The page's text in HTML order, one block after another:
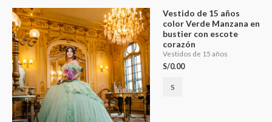
Vestido de 15 años
color Verde Manzana en
bustier con escote
corazón
Vestidos de 15 años
S/0.00
S